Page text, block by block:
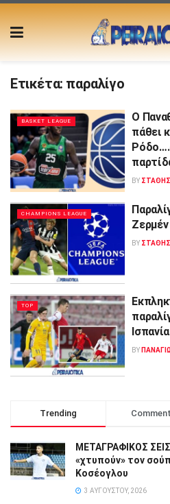
Ετικέτα: παραλίγο
BASKET LEAGUE
Ο
πάθει
BY
CHAMPIONS LEAGUE
BY
TOP
BY
Trending
ΜΕΤΑΓΡΑΦΙΚΟΣ
«χτυπούν» τον
Κοσέογλου
3 ΑΥΓΟΎΣΤΟΥ, 2026